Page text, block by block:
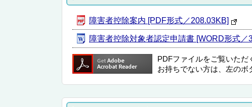
障害者控除案内 [PDF形式／208.03KB]
障害者控除対象者認定申請書 [WORD形式／
PDFファイルをご覧いただ
お持ちでない方は、左のボ